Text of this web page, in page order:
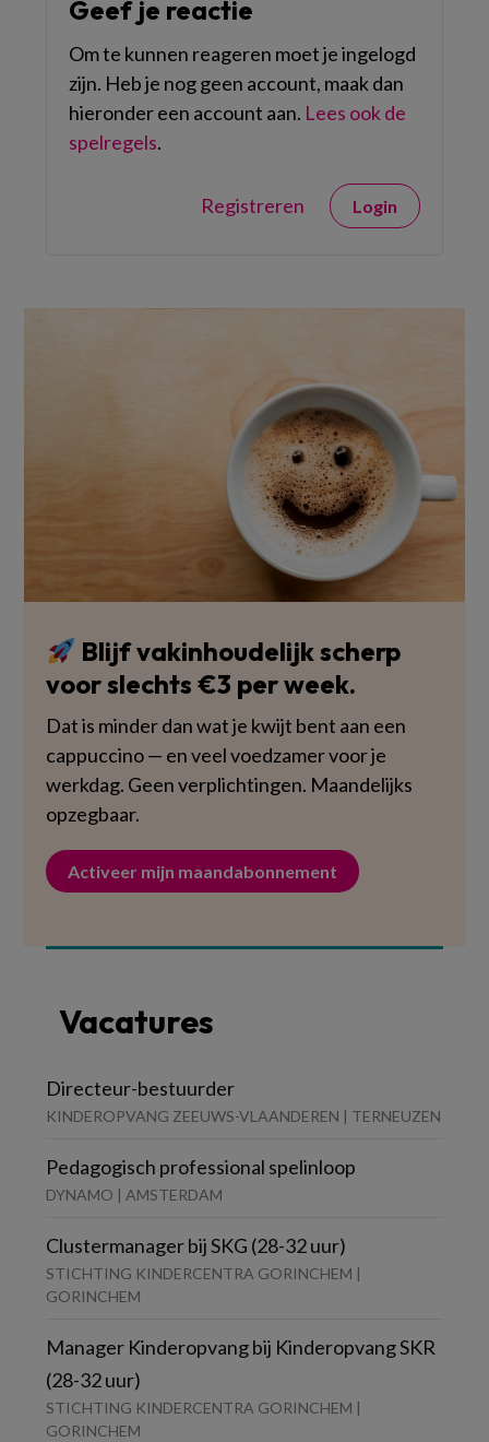
Geef je reactie
Om te kunnen reageren moet je ingelogd
zijn. Heb je nog geen account, maak dan
hieronder een account aan. Lees ook de
spelregels.
Registreren Login
Blijf vakinhoudelijk scherp
voor slechts €3 per week.
Dat is minder dan wat je kwijt bent aan een
cappuccino — en veel voedzamer voor je
werkdag. Geen verplichtingen. Maandelijks
opzegbaar.
Activeer mijn maandabonnement
Vacatures
Directeur-bestuurder
KINDEROPVANG ZEEUWS-VLAANDEREN | TERNEUZEN
Pedagogisch professional spelinloop
DYNAMO | AMSTERDAM
Clustermanager bij SKG (28-32 uur)
STICHTING KINDERCENTRA GORINCHEM |
GORINCHEM
Manager Kinderopvang bij Kinderopvang SKR
(28-32 uur)
STICHTING KINDERCENTRA GORINCHEM |
GORINCHEM